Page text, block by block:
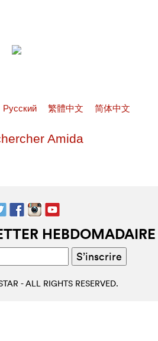
Pусский 繁體中文 简体中文
Amida
HEBDOMADAIRE
- ALL RIGHTS RESERVED.